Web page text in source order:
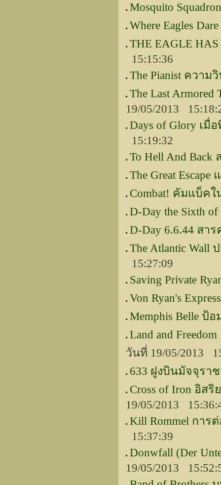
Mosquito
Where Eagles Dare
THE EAGLE
15:15:36
The Pianist ควา
The Last
19/05/2013
Days of Glory เ
15:19:32
To Hell And
The Great
Combat! คัมแบ็ค
D-Day the Sixth
D-Day 6.6.44 สา
The Atlantic Wall
15:27:09
Saving Private
Von Ryan's
Memphis Belle ป้
Land and
วันที่ 19/05/2013
633 ฝูงบินมัจจุราช
Cross of Iron อิส
19/05/2013
Kill Rommel กา
15:37:39
Donwfall (Der
19/05/2013